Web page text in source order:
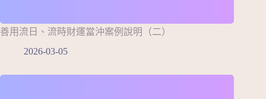
善用流日、流時財運當沖案例說明（二）
2026-03-05